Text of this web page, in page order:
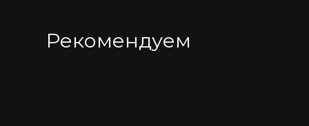
Рекомендуем